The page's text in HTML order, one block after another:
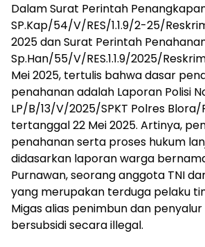
Dalam Surat Perintah
SP.Kap/54/V/RES/1.1.9/2-25/
2025 dan Surat Perintah
Sp.Han/55/V/RES.1.1.9/2025/
Mei 2025, tertulis bahwa dasar
penahanan adalah Laporan Polisi
LP/B/13/V/2025/SPKT Polres
tertanggal 22 Mei 2025. Artinya,
penahanan serta proses hukum
didasarkan laporan warga
Purnawan, seorang anggota TNI
yang merupakan terduga pelaku
Migas alias penimbun dan penyalur
bersubsidi secara illegal.